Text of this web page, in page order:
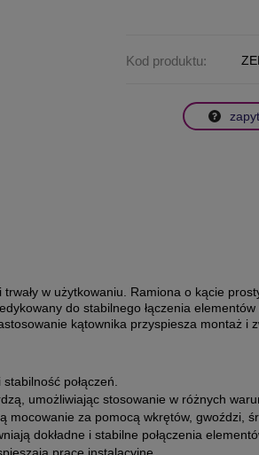
Kod produktu:
w użytkowaniu. Ramiona o kącie
do stabilnego łączenia
kątownika przyspiesza montaż i
połączeń.
umożliwiając stosowanie w różnych
mocowanie za pomocą wkrętów, gwoździ,
dokładne i stabilne połączenia